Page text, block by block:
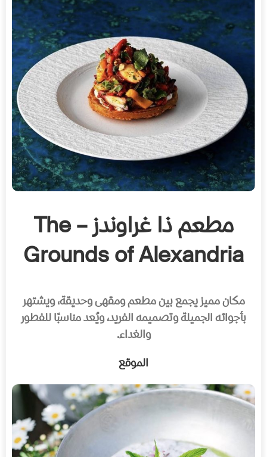
مطعم ذا غراوندز – The
Grounds of Alexandria
مكان مميز يجمع بين مطعم ومقهى وحديقة، ويشتهر
بأجوائه الجميلة وتصميمه الفريد، ويُعد مناسبًا للفطور
والغداء.
الموقع